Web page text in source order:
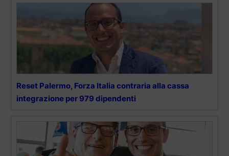
Reset Palermo, Forza Italia contraria alla cassa
integrazione per 979 dipendenti